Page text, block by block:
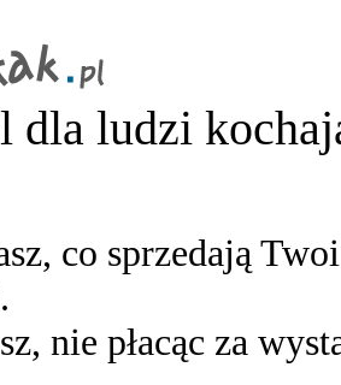
dla ludzi
co sprzedają
nie płacąc za